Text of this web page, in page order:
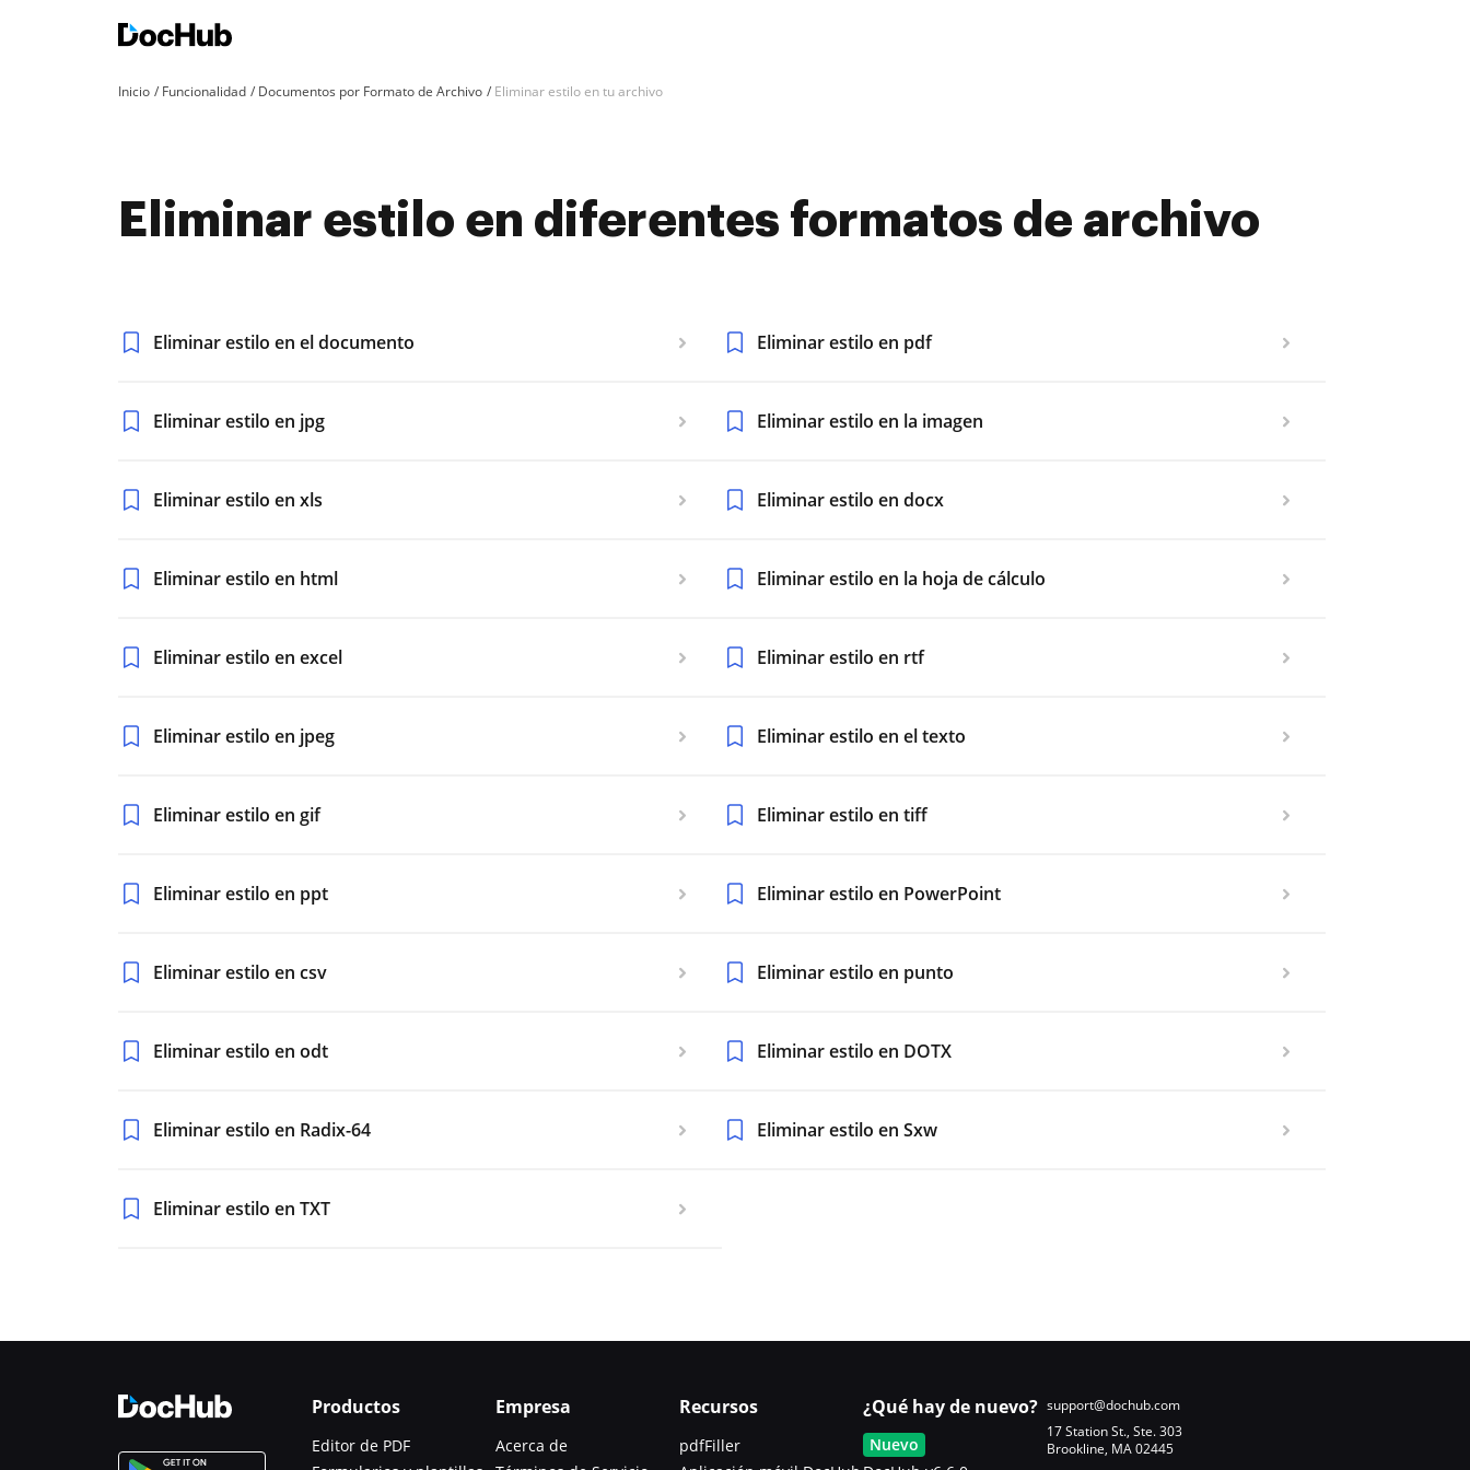
Inicio Funcionalidad Documentos por Formato de Archivo Eliminar estilo en tu archivo
Eliminar estilo en diferentes formatos de archivo
Eliminar estilo en el documento Eliminar estilo en pdf
Eliminar estilo en jpg Eliminar estilo en la imagen
Eliminar estilo en xls Eliminar estilo en docx
Eliminar estilo en html Eliminar estilo en la hoja de cálculo
Eliminar estilo en excel Eliminar estilo en rtf
Eliminar estilo en jpeg Eliminar estilo en el texto
Eliminar estilo en gif Eliminar estilo en tiff
Eliminar estilo en ppt Eliminar estilo en PowerPoint
Eliminar estilo en csv Eliminar estilo en punto
Eliminar estilo en odt Eliminar estilo en DOTX
Eliminar estilo en Radix-64 Eliminar estilo en Sxw
Eliminar estilo en TXT
Productos
Editor de PDF
Empresa
Acerca de
Recursos
pdfFiller
¿Qué hay de nuevo?
Nuevo
support@dochub.com
17 Station St., Ste. 303
Brookline, MA 02445